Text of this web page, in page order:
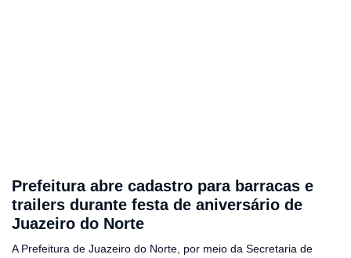
Prefeitura abre cadastro para barracas e
trailers durante festa de aniversário de
Juazeiro do Norte
A Prefeitura de Juazeiro do Norte, por meio da Secretaria de